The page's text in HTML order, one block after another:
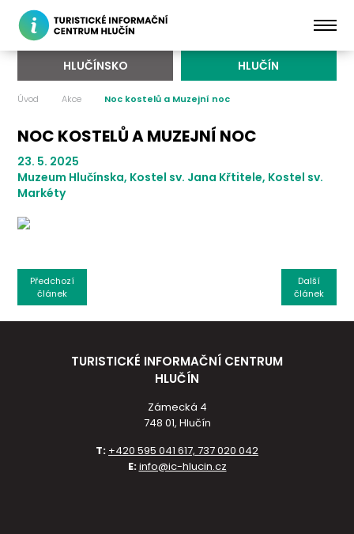
HLUČÍNSKO HLUČÍN
Úvod Akce Noc kostelů a Muzejní noc
NOC KOSTELŮ A MUZEJNÍ NOC
23. 5. 2025
Muzeum Hlučínska, Kostel sv. Jana Křtitele, Kostel sv.
Markéty
Další
článek
Předchozí
článek
TURISTICKÉ INFORMAČNÍ CENTRUM
HLUČÍN
Zámecká 4
748 01, Hlučín
T: +420 595 041 617, 737 020 042
E:info@ic-hlucin.cz